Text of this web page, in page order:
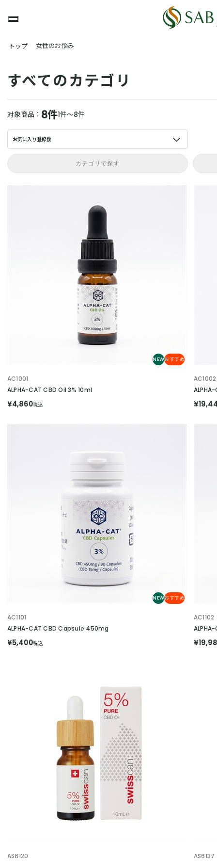
トップ 女性のお悩み
すべてのカテゴリ
対象商品： 8件1件～8件
お気に入り登録数
カテゴリで探す
NEWおすすめ
AC1001
ALPHA-CAT CBD Oil 3% 10ml
¥4,860税込
AC1002
NEWおすすめ
AC1101
ALPHA-CAT CBD Capsule 450mg
¥5,400税込
AC1102
AS6120
AS6137